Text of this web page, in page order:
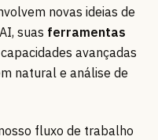
novas ideias de
suas ferramentas
avançadas
natural e análise de
fluxo de trabalho